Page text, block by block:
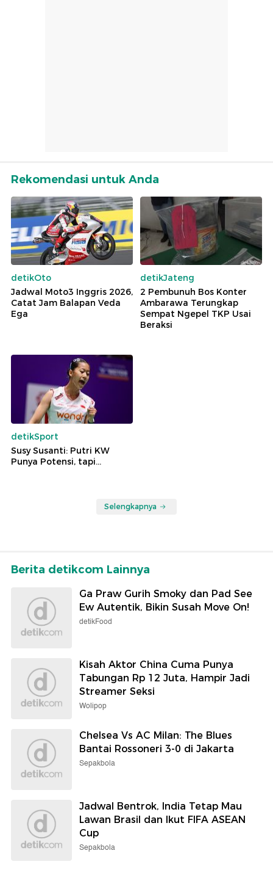
Rekomendasi untuk Anda
detikOto
Jadwal Moto3 Inggris 2026,
Catat Jam Balapan Veda
Ega
detikJateng
2 Pembunuh Bos Konter
Ambarawa Terungkap
Sempat Ngepel TKP Usai
Beraksi
detikSport
Susy Susanti: Putri KW
Punya Potensi, tapi...
Selengkapnya
Berita detikcom Lainnya
Ga Praw Gurih Smoky dan Pad See
Ew Autentik, Bikin Susah Move On!
detikFood
Kisah Aktor China Cuma Punya
Tabungan Rp 12 Juta, Hampir Jadi
Streamer Seksi
Wolipop
Chelsea Vs AC Milan: The Blues
Bantai Rossoneri 3-0 di Jakarta
Sepakbola
Jadwal Bentrok, India Tetap Mau
Lawan Brasil dan Ikut FIFA ASEAN
Cup
Sepakbola